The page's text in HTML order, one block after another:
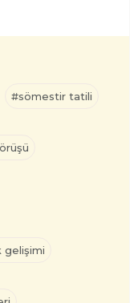
#sömestir tatili
gelişimi